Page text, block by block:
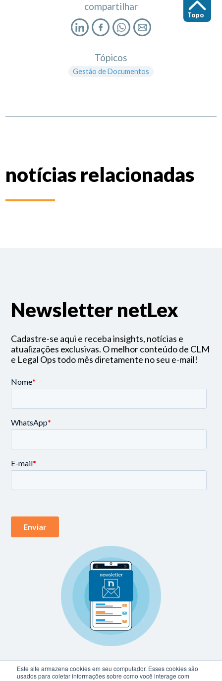
Este site armazena cookies em seu computador. Esses cookies são
usados para coletar informações sobre como você interage com
Topo
Tópicos
Gestão de Documentos
compartilhar
notícias relacionadas
Newsletter netLex
Cadastre-se aqui e receba insights, notícias e
atualizações exclusivas. O melhor conteúdo de CLM
e Legal Ops todo mês diretamente no seu e-mail!